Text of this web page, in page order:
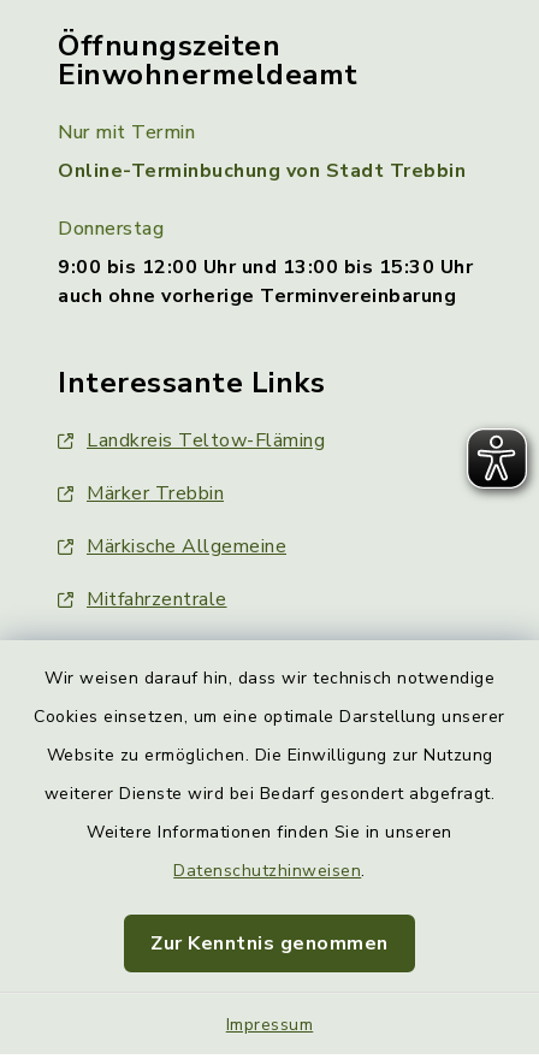
Wir weisen darauf hin, dass wir technisch notwendige
Cookies einsetzen, um eine optimale Darstellung unserer
Website zu ermöglichen. Die Einwilligung zur Nutzung
weiterer Dienste wird bei Bedarf gesondert abgefragt.
Weitere Informationen finden Sie in unseren
Datenschutzhinweisen.
Zur Kenntnis genommen
Impressum
Öffnungszeiten
Einwohnermeldeamt
Nur mit Termin
Online-Terminbuchung von Stadt Trebbin
Donnerstag
9:00 bis 12:00 Uhr und 13:00 bis 15:30 Uhr
auch ohne vorherige Terminvereinbarung
Interessante Links
Landkreis Teltow-Fläming
Märker Trebbin
Märkische Allgemeine
Mitfahrzentrale
Barrierefreiheit
Impressum
Sitemap